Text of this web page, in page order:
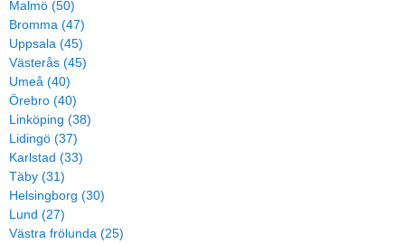
Malmö (50)
Bromma (47)
Uppsala (45)
Västerås (45)
Umeå (40)
Örebro (40)
Linköping (38)
Lidingö (37)
Karlstad (33)
Täby (31)
Helsingborg (30)
Lund (27)
Västra frölunda (25)